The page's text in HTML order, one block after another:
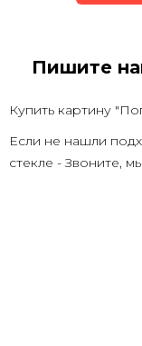
Пишите
Купить картину
Если не нашли
стекле - Звоните, мы